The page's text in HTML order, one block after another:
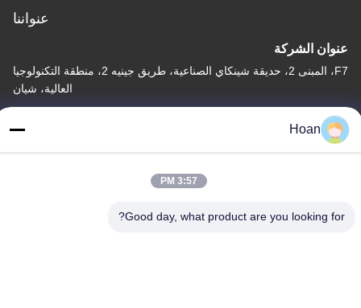
عنواننا
عنوان الشركة
F7، المبنى 2، حديقة شينكاي الصناعية، طريق جينيه 2، منطقة التكنولوجيا
العالية، شيان
عنوان المصنع
Hoan
3:57 PM
Good day, what product are you looking for?